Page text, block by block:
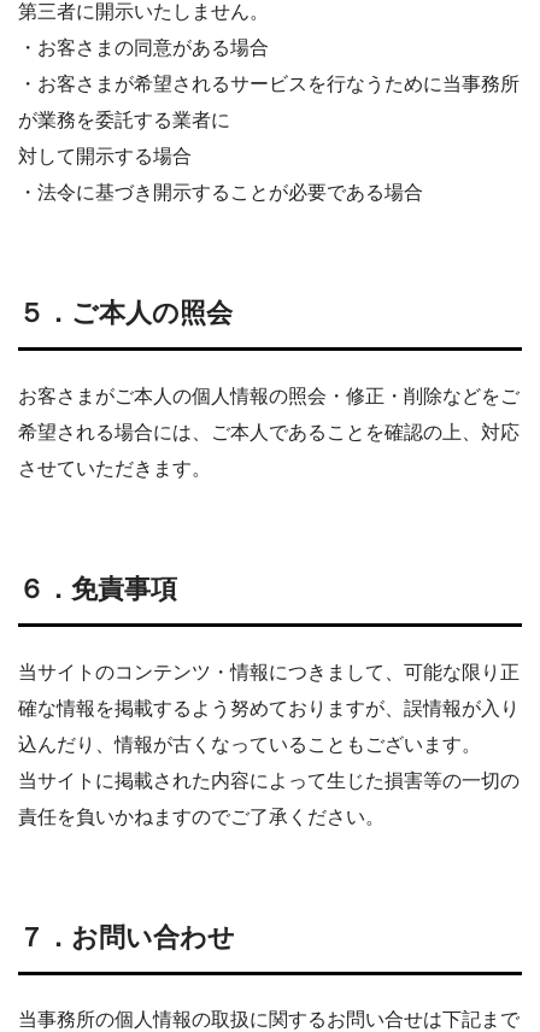
第三者に開示いたしません。
・お客さまの同意がある場合
・お客さまが希望されるサービスを行なうために当事務所
が業務を委託する業者に
対して開示する場合
・法令に基づき開示することが必要である場合
５．ご本人の照会
お客さまがご本人の個人情報の照会・修正・削除などをご
希望される場合には、ご本人であることを確認の上、対応
させていただきます。
６．免責事項
当サイトのコンテンツ・情報につきまして、可能な限り正
確な情報を掲載するよう努めておりますが、誤情報が入り
込んだり、情報が古くなっていることもございます。
当サイトに掲載された内容によって生じた損害等の一切の
責任を負いかねますのでご了承ください。
７．お問い合わせ
当事務所の個人情報の取扱に関するお問い合せは下記まで